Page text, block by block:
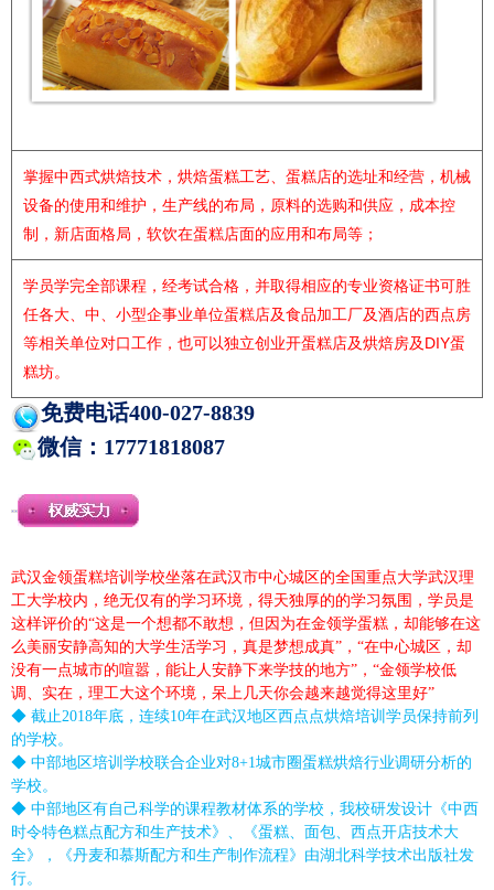
掌握中西式烘焙技术，烘焙蛋糕工艺、蛋糕店的选址和经营，机械
设备的使用和维护，生产线的布局，原料的选购和供应，成本控
制，新店面格局，软饮在蛋糕店面的应用和布局等；
学员学完全部课程，经考试合格，并取得相应的专业资格证书可胜
任各大、中、小型企事业单位蛋糕店及食品加工厂及酒店的西点房
等相关单位对口工作，也可以独立创业开蛋糕店及烘焙房及DIY蛋
糕坊。
免费电话400-027-8839
微信：17771818087
武汉金领蛋糕培训学校坐落在武汉市中心城区的全国重点大学武汉理
工大学校内，绝无仅有的学习环境，得天独厚的的学习氛围，学员是
这样评价的“这是一个想都不敢想，但因为在金领学蛋糕，却能够在这
么美丽安静高知的大学生活学习，真是梦想成真”，“在中心城区，却
没有一点城市的喧嚣，能让人安静下来学技的地方”，“金领学校低
调、实在，理工大这个环境，呆上几天你会越来越觉得这里好”
◆ 截止2018年底，连续10年在武汉地区西点点烘焙培训学员保持前列
的学校。
◆ 中部地区培训学校联合企业对8+1城市圈蛋糕烘焙行业调研分析的
学校。
◆ 中部地区有自己科学的课程教材体系的学校，我校研发设计《中西
时令特色糕点配方和生产技术》、《蛋糕、面包、西点开店技术大
全》，《丹麦和慕斯配方和生产制作流程》由湖北科学技术出版社发
行。